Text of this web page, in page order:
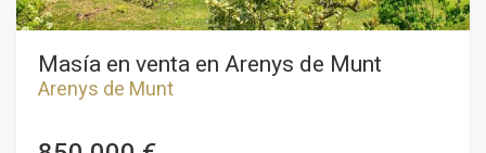
Masía en venta en Arenys de Munt
Arenys de Munt